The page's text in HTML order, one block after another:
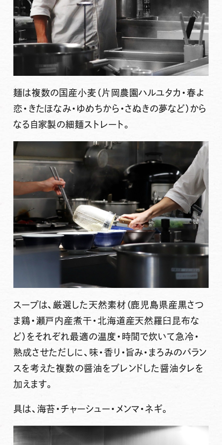
麺は複数の国産小麦（片岡農園ハルユタカ・春よ
恋・きたほなみ・ゆめちから・さぬきの夢など）から
なる自家製の細麺ストレート。
スープは、厳選した天然素材（鹿児島県産黒さつ
ま鶏・瀬戸内産煮干・北海道産天然羅臼昆布な
ど）をそれぞれ最適の温度・時間で炊いて急冷・
熟成させただしに、味・香り・旨み・まろみのバラン
スを考えた複数の醤油をブレンドした醤油タレを
加えます。
具は、海苔・チャーシュー・メンマ・ネギ。